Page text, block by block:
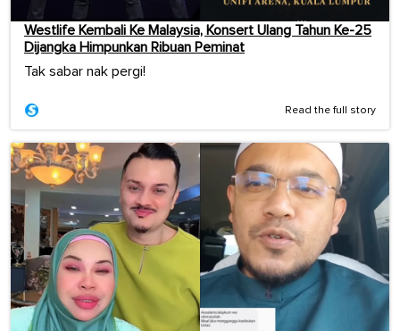
Westlife Kembali Ke Malaysia, Konsert Ulang Tahun Ke-25
Dijangka Himpunkan Ribuan Peminat
Tak sabar nak pergi!
Read the full story